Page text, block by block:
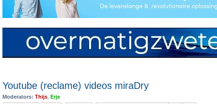
Youtube (reclame) videos miraDry
Moderators: Thijs Erje